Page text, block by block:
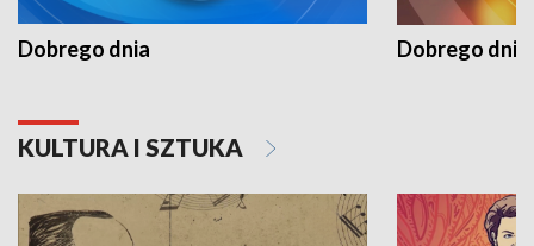
Dobrego dnia Dobrego dnia
KULTURA I SZTUKA